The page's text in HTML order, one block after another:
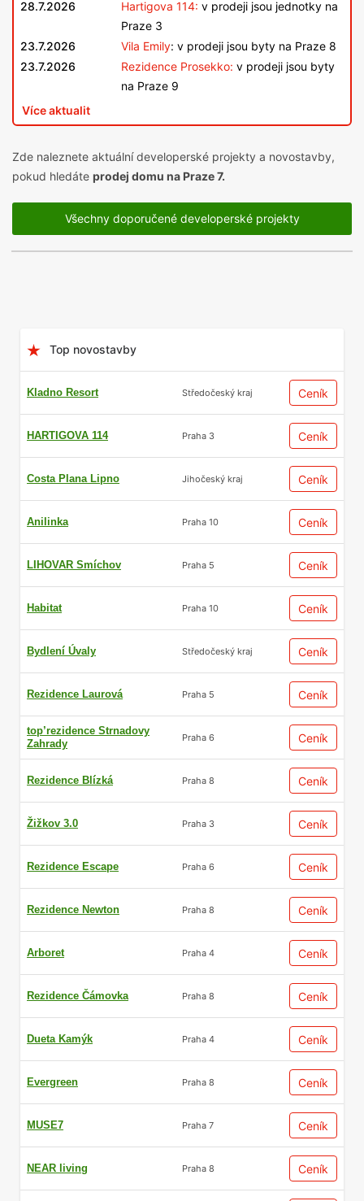
28.7.2026 Hartigova 114: v prodeji jsou jednotky na
Praze 3
23.7.2026
Vila Emily: v prodeji jsou byty na Praze 8
23.7.2026
Rezidence Prosekko: v prodeji jsou byty
na Praze 9
Více aktualit
Zde naleznete aktuální developerské projekty a novostavby,
pokud hledáte prodej domu na Praze 7.
Všechny doporučené developerské projekty
Top novostavby
Kladno Resort Středočeský kraj Ceník
HARTIGOVA 114 Praha 3 Ceník
Costa Plana Lipno Jihočeský kraj Ceník
Anilinka Praha 10 Ceník
LIHOVAR Smíchov Praha 5 Ceník
Habitat Praha 10 Ceník
Bydlení Úvaly Středočeský kraj Ceník
Rezidence Laurová Praha 5 Ceník
top’rezidence Strnadovy
Zahrady
Praha 6 Ceník
Rezidence Blízká Praha 8 Ceník
Žižkov 3.0 Praha 3 Ceník
Rezidence Escape Praha 6 Ceník
Rezidence Newton Praha 8 Ceník
Arboret Praha 4 Ceník
Rezidence Čámovka Praha 8 Ceník
Dueta Kamýk Praha 4 Ceník
Evergreen Praha 8 Ceník
MUSE7 Praha 7 Ceník
NEAR living Praha 8 Ceník